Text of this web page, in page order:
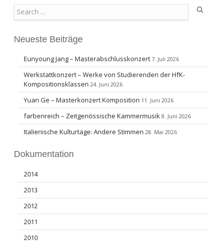
Neueste Beiträge
Eunyoung Jang – Masterabschlusskonzert 7. Juli 2026
Werkstattkonzert – Werke von Studierenden der HfK-
Kompositionsklassen 24. Juni 2026
Yuan Ge – Masterkonzert Komposition 11. Juni 2026
farbenreich – Zeitgenössische Kammermusik 8. Juni 2026
Italienische Kulturtage: Andere Stimmen 28. Mai 2026
Dokumentation
2014
2013
2012
2011
2010